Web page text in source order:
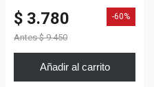
$ 3.780
Antes $ 9.450
-60%
Añadir al carrito